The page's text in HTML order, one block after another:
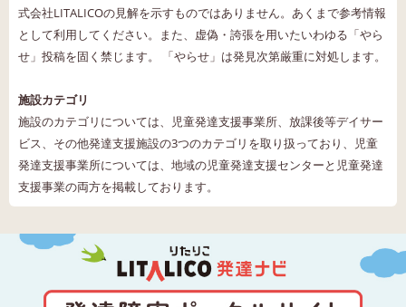
式会社LITALICOの見解を示すものではありません。あくまで参考情報
として利用してください。また、虚偽・誇張を用いたいわゆる「やら
せ」投稿を固く禁じます。 「やらせ」は発見次第厳重に対処します。
施設カテゴリ
施設のカテゴリについては、児童発達支援事業所、放課後等デイサー
ビス、その他発達支援施設の3つのカテゴリを取り扱っており、児童
発達支援事業所については、地域の児童発達支援センターと児童発達
支援事業の両方を掲載しております。